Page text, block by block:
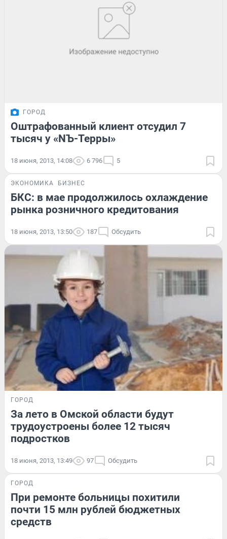
ГОРОД
Оштрафованный клиент отсудил 7
тысяч у «NЪ-Терры»
18 июня, 2013, 14:08 6 796 5
ЭКОНОМИКА БИЗНЕС
БКС: в мае продолжилось охлаждение
рынка розничного кредитования
18 июня, 2013, 13:50 187 Обсудить
ГОРОД
За лето в Омской области будут
трудоустроены более 12 тысяч
подростков
18 июня, 2013, 13:49 97 Обсудить
ГОРОД
При ремонте больницы похитили
почти 15 млн рублей бюджетных
средств